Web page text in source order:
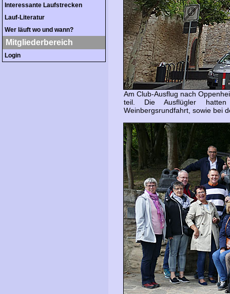
Interessante Laufstrecken
Lauf-Literatur
Wer läuft wo und wann?
Mitgliederbereich
Login
Am Club-Ausflug nach
teil. Die Ausflügler
Weinbergsrundfahrt, sowie bei